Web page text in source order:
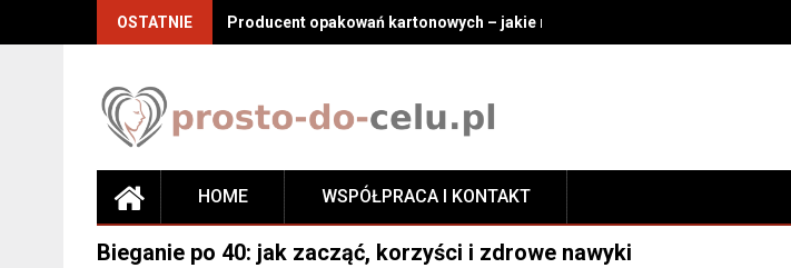
OSTATNIE Producent opakowań kartonowych – jakie rozwiązania wybrać do
HOME WSPÓŁPRACA I KONTAKT
Bieganie po 40: jak zacząć, korzyści i zdrowe nawyki